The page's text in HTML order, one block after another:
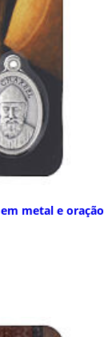
metal e oração